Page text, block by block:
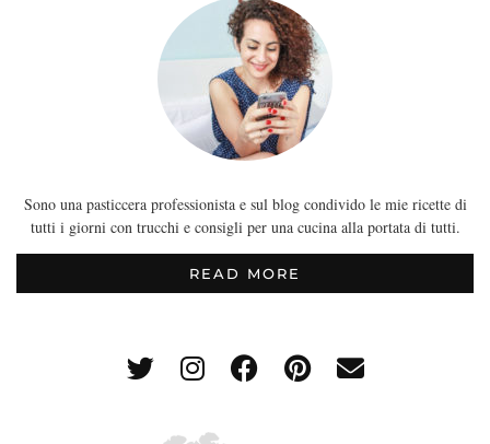
Sono una pasticcera professionista e sul blog condivido le mie ricette di
tutti i giorni con trucchi e consigli per una cucina alla portata di tutti.
READ MORE